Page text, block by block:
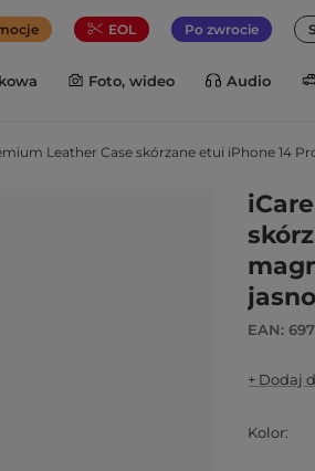
EOL Po zwrocie
Foto, wideo Audio
Leather Case skórzane etui iPhone 14
EAN:
+ Dodaj
Kolor